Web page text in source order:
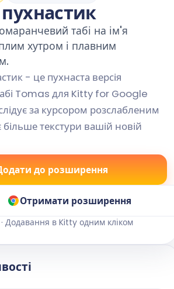
табі на ім'я
хутром і плавним
- це пухнаста версія
Tomas для Kitty for Google
за курсором розслабленим
більше текстури вашій новій
до розширення
Отримати розширення
Додавання в Kitty одним кліком